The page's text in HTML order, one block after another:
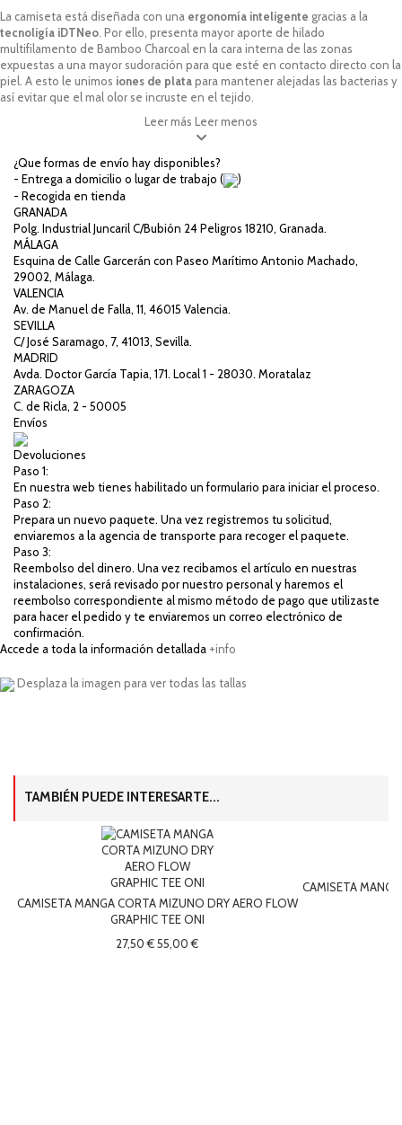
La camiseta está diseñada con una ergonomía inteligente gracias a la
tecnoligía iDTNeo . Por ello, presenta mayor aporte de hilado
multifilamento de Bamboo Charcoal en la cara interna de las zonas
expuestas a una mayor sudoración para que esté en contacto directo con la
piel. A esto le unimos iones de platapara mantener alejadas las bacterias y
así evitar que el mal olor se incruste en el tejido.
Leer más Leer menos
¿Que formas de envío hay disponibles?
- Entrega a domicilio o lugar de trabajo (
)
- Recogida en tienda
GRANADA
Polg. Industrial Juncaril C/Bubión 24 Peligros 18210, Granada.
MÁLAGA
Esquina de Calle Garcerán con Paseo Marítimo Antonio Machado,
29002, Málaga.
VALENCIA
Av. de Manuel de Falla, 11, 46015 Valencia.
SEVILLA
C/ José Saramago, 7, 41013, Sevilla.
MADRID
Avda. Doctor García Tapia, 171. Local 1 - 28030. Moratalaz
ZARAGOZA
C. de Ricla, 2 - 50005
Envíos
Devoluciones
Paso 1:
En nuestra web tienes habilitado un formulario para iniciar el proceso.
Paso 2:
Prepara un nuevo paquete. Una vez registremos tu solicitud,
enviaremos a la agencia de transporte para recoger el paquete.
Paso 3:
Reembolso del dinero. Una vez recibamos el artículo en nuestras
instalaciones, será revisado por nuestro personal y haremos el
reembolso correspondiente al mismo método de pago que utilizaste
para hacer el pedido y te enviaremos un correo electrónico de
confirmación.
Accede a toda la información detallada +info
Desplaza la imagen para ver todas las tallas
TAMBIÉN PUEDE INTERESARTE...
CAMISETA MANGA CORTA MIZUNO DRY AERO FLOW
GRAPHIC TEE ONI
27,50 €55,00 €
CAMISETA